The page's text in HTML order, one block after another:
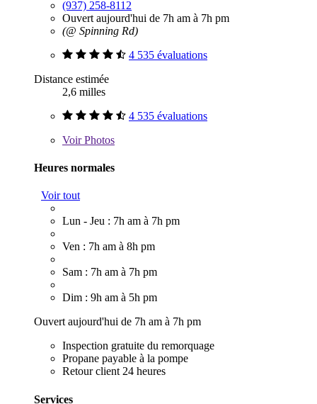
(937) 258-8112
Ouvert aujourd'hui de 7h am à 7h pm
(@ Spinning Rd)
4 535 évaluations
Distance estimée
2,6 milles
4 535 évaluations
VoirPhotos
Heures normales
Voir tout
Lun - Jeu : 7h am à 7h pm
Ven : 7h am à 8h pm
Sam : 7h am à 7h pm
Dim : 9h am à 5h pm
Ouvert aujourd'hui de 7h am à 7h pm
Inspection gratuite du remorquage
Propane payable à la pompe
Retour client 24 heures
Services